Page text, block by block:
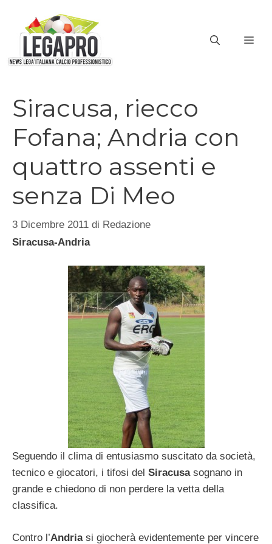
contenuto
Siracusa, riecco
Fofana; Andria con
quattro assenti e
senza Di Meo
3 Dicembre 2011 di Redazione
Siracusa-Andria
Seguendo il clima di entusiasmo suscitato da società,
tecnico e giocatori, i tifosi del Siracusasognano in
grande e chiedono di non perdere la vetta della
classifica.
Contro l’Andriasi giocherà evidentemente per vincere